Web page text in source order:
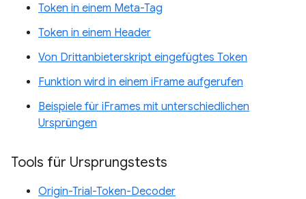
Token in einem Meta-Tag
Token in einem Header
Von Drittanbieterskript eingefügtes Token
Funktion wird in einem iFrame aufgerufen
Beispiele für iFrames mit unterschiedlichen
Ursprüngen
Tools für Ursprungstests
Origin-Trial-Token-Decoder